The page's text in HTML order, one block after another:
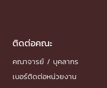
ติดต่อคณะ
คณาจารย์ / บุคลากร
เบอร์ติดต่อหน่วยงาน